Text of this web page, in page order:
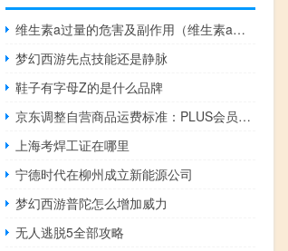
维生素a过量的危害及副作用（维生素a过量的危害）
梦幻西游先点技能还是静脉
鞋子有字母Z的是什么品牌
京东调整自营商品运费标准：PLUS会员无限免邮普通用户免邮门槛降至59元
上海考焊工证在哪里
宁德时代在柳州成立新能源公司
梦幻西游普陀怎么增加威力
无人逃脱5全部攻略